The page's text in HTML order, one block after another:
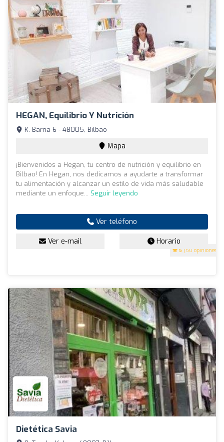
HEGAN, Equilibrio Y Nutrición
5 (50 opiniones)
K. Barria 6 - 48005, Bilbao
Mapa
¡Bienvenidos a Hegan, tu centro de nutrición y equilibrio en
Bilbao! En Hegan, nos dedicamos a ayudarte a transformar
tu alimentación y alcanzar un estilo de vida más saludable
mediante un enfoque... Seguir leyendo
Ver teléfono
Ver e-mail Horario
Dietética Savia